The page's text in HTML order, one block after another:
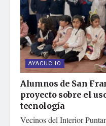
AYACUCHO
Alumnos de San
proyecto sobre el
tecnología
Vecinos del Interior